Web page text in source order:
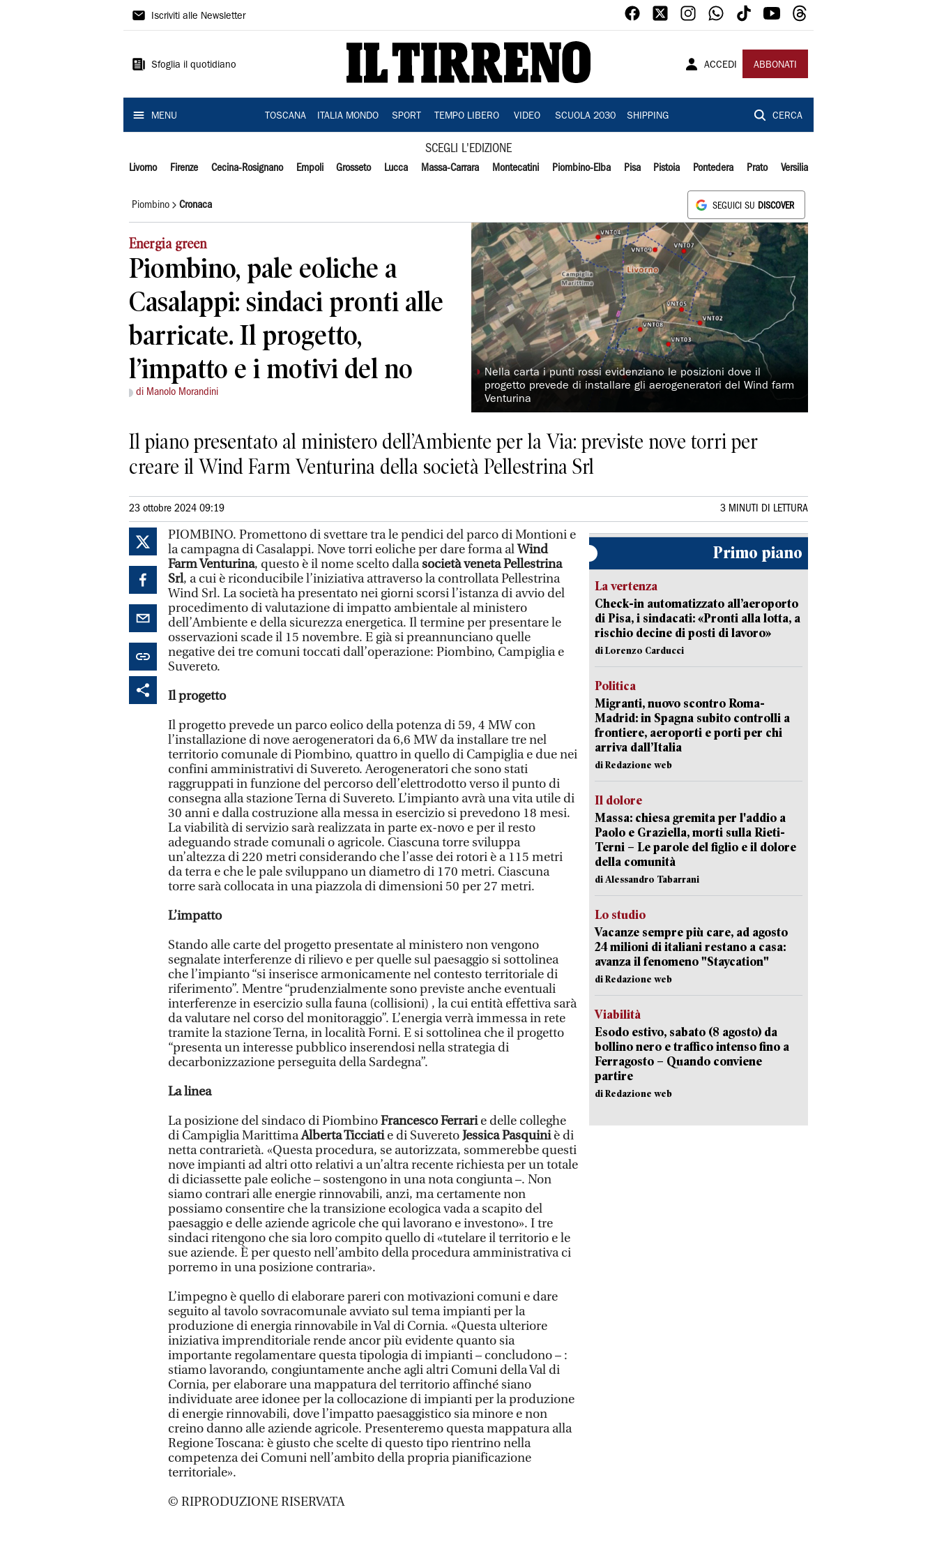
Il
Iscriviti alle Newsletter
Sfoglia il quotidiano ACCEDI ABBONATI
MENU TOSCANA ITALIA MONDO SPORT TEMPO LIBERO VIDEO SCUOLA 2030 SHIPPING CERCA
SCEGLI L'EDIZIONE
Livorno Firenze Cecina-Rosignano Empoli Grosseto Lucca Massa-Carrara Montecatini Piombino-Elba Pisa Pistoia Pontedera Prato Versilia
Piombino Cronaca SEGUICI SU DISCOVER
Energia green
Piombino, pale eoliche a
Casalappi: sindaci pronti alle
barricate. Il progetto,
l’impatto e i motivi del no
di Manolo Morandini
◗ Nella carta i punti rossi evidenziano le posizioni dove il
progetto prevede di installare gli aerogeneratori del Wind farm
Venturina
Il piano presentato al ministero dell’Ambiente per la Via: previste nove torri per
creare il Wind Farm Venturina della società Pellestrina Srl
23 ottobre 2024 09:19 3 MINUTI DI LETTURA
PIOMBINO. Promettono di svettare tra le pendici del parco di Montioni e
la campagna di Casalappi. Nove torri eoliche per dare forma alWind
Farm Venturina, questo è il nome scelto dallasocietà veneta Pellestrina
Srl, a cui è riconducibile l’iniziativa attraverso la controllata Pellestrina
Wind Srl. La società ha presentato nei giorni scorsi l’istanza di avvio del
procedimento di valutazione di impatto ambientale al ministero
dell’Ambiente e della sicurezza energetica. Il termine per presentare le
osservazioni scade il 15 novembre. E già si preannunciano quelle
negative dei tre comuni toccati dall’operazione: Piombino, Campiglia e
Suvereto.
Il progetto
Il progetto prevede un parco eolico della potenza di 59, 4 MW con
l’installazione di nove aerogeneratori da 6,6 MW da installare tre nel
territorio comunale di Piombino, quattro in quello di Campiglia e due nei
confini amministrativi di Suvereto. Aerogeneratori che sono stati
raggruppati in funzione del percorso dell’elettrodotto verso il punto di
consegna alla stazione Terna di Suvereto. L’impianto avrà una vita utile di
30 anni e dalla costruzione alla messa in esercizio si prevedono 18 mesi.
La viabilità di servizio sarà realizzata in parte ex-novo e per il resto
adeguando strade comunali o agricole. Ciascuna torre sviluppa
un’altezza di 220 metri considerando che l’asse dei rotori è a 115 metri
da terra e che le pale sviluppano un diametro di 170 metri. Ciascuna
torre sarà collocata in una piazzola di dimensioni 50 per 27 metri.
L’impatto
Stando alle carte del progetto presentate al ministero non vengono
segnalate interferenze di rilievo e per quelle sul paesaggio si sottolinea
che l’impianto “si inserisce armonicamente nel contesto territoriale di
riferimento”. Mentre “prudenzialmente sono previste anche eventuali
interferenze in esercizio sulla fauna (collisioni) , la cui entità effettiva sarà
da valutare nel corso del monitoraggio”. L’energia verrà immessa in rete
tramite la stazione Terna, in località Forni. E si sottolinea che il progetto
“presenta un interesse pubblico inserendosi nella strategia di
decarbonizzazione perseguita della Sardegna”.
La linea
La posizione del sindaco di PiombinoFrancesco Ferrarie delle colleghe
di Campiglia MarittimaAlberta Ticciatie di SuveretoJessica Pasquiniè di
netta contrarietà. «Questa procedura, se autorizzata, sommerebbe questi
nove impianti ad altri otto relativi a un’altra recente richiesta per un totale
di diciassette pale eoliche – sostengono in una nota congiunta –. Non
siamo contrari alle energie rinnovabili, anzi, ma certamente non
possiamo consentire che la transizione ecologica vada a scapito del
paesaggio e delle aziende agricole che qui lavorano e investono». I tre
sindaci ritengono che sia loro compito quello di «tutelare il territorio e le
sue aziende. È per questo nell’ambito della procedura amministrativa ci
porremo in una posizione contraria».
L’impegno è quello di elaborare pareri con motivazioni comuni e dare
seguito al tavolo sovracomunale avviato sul tema impianti per la
produzione di energia rinnovabile in Val di Cornia. «Questa ulteriore
iniziativa imprenditoriale rende ancor più evidente quanto sia
importante regolamentare questa tipologia di impianti – concludono – :
stiamo lavorando, congiuntamente anche agli altri Comuni della Val di
Cornia, per elaborare una mappatura del territorio affinché siano
individuate aree idonee per la collocazione di impianti per la produzione
di energie rinnovabili, dove l’impatto paesaggistico sia minore e non
creino danno alle aziende agricole. Presenteremo questa mappatura alla
Regione Toscana: è giusto che scelte di questo tipo rientrino nella
competenza dei Comuni nell’ambito della propria pianificazione
territoriale».
© RIPRODUZIONE RISERVATA
Primo piano
La vertenza
Check-in automatizzato all’aeroporto
di Pisa, i sindacati: «Pronti alla lotta, a
rischio decine di posti di lavoro»
di Lorenzo Carducci
Politica
Migranti, nuovo scontro Roma-
Madrid: in Spagna subito controlli a
frontiere, aeroporti e porti per chi
arriva dall’Italia
di Redazione web
Il dolore
Massa: chiesa gremita per l'addio a
Paolo e Graziella, morti sulla Rieti-
Terni – Le parole del figlio e il dolore
della comunità
di Alessandro Tabarrani
Lo studio
Vacanze sempre più care, ad agosto
24 milioni di italiani restano a casa:
avanza il fenomeno "Staycation"
di Redazione web
Viabilità
Esodo estivo, sabato (8 agosto) da
bollino nero e traffico intenso fino a
Ferragosto – Quando conviene
partire
di Redazione web